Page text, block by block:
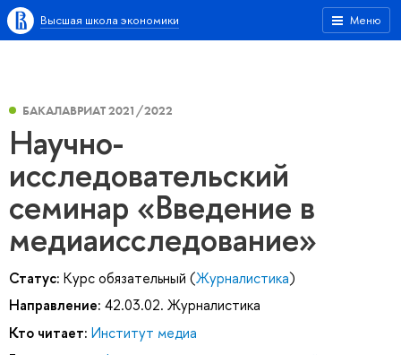
Меню
Высшая школа экономики
БАКАЛАВРИАТ 2021/2022
Научно-
исследовательский
семинар «Введение в
медиаисследование»
Статус: Курс обязательный (Журналистика)
Направление: 42.03.02. Журналистика
Кто читает: Институт медиа